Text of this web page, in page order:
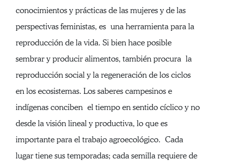
conocimientos y prácticas de las mujeres y de las
perspectivas feministas, es una herramienta para la
reproducción de la vida. Si bien hace posible
sembrar y producir alimentos, también procura la
reproducción social y la regeneración de los ciclos
en los ecosistemas. Los saberes campesinos e
indígenas conciben el tiempo en sentido cíclico y no
desde la visión lineal y productiva, lo que es
importante para el trabajo agroecológico. Cada
lugar tiene sus temporadas; cada semilla requiere de